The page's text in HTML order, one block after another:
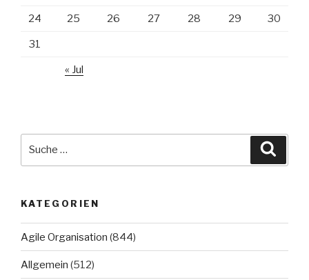
24 25 26 27 28 29 30
31
« Jul
KATEGORIEN
Agile Organisation (844)
Allgemein (512)